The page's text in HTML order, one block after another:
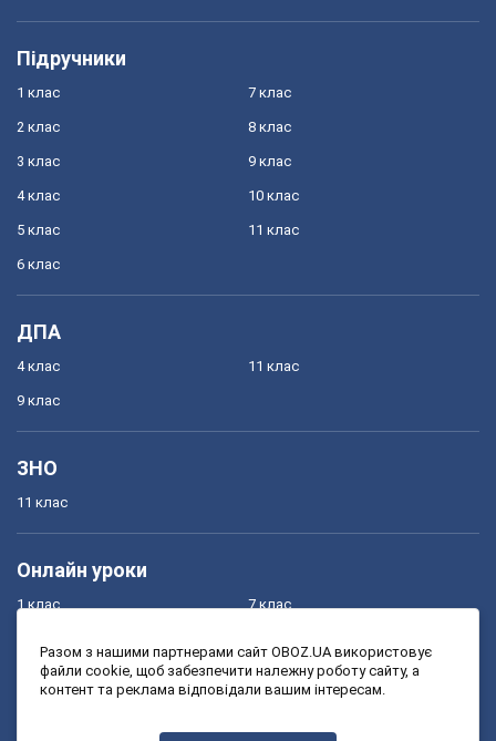
Підручники
1 клас
2 клас
3 клас
4 клас
5 клас
6 клас
7 клас
8 клас
9 клас
10 клас
11 клас
ДПА
4 клас
9 клас
11 клас
ЗНО
11 клас
Онлайн уроки
1 клас
3 клас
7 клас
9 клас
Разом з нашими партнерами сайт OBOZ.UA використовує
файли cookie, щоб забезпечити належну роботу сайту, а
контент та реклама відповідали вашим інтересам.